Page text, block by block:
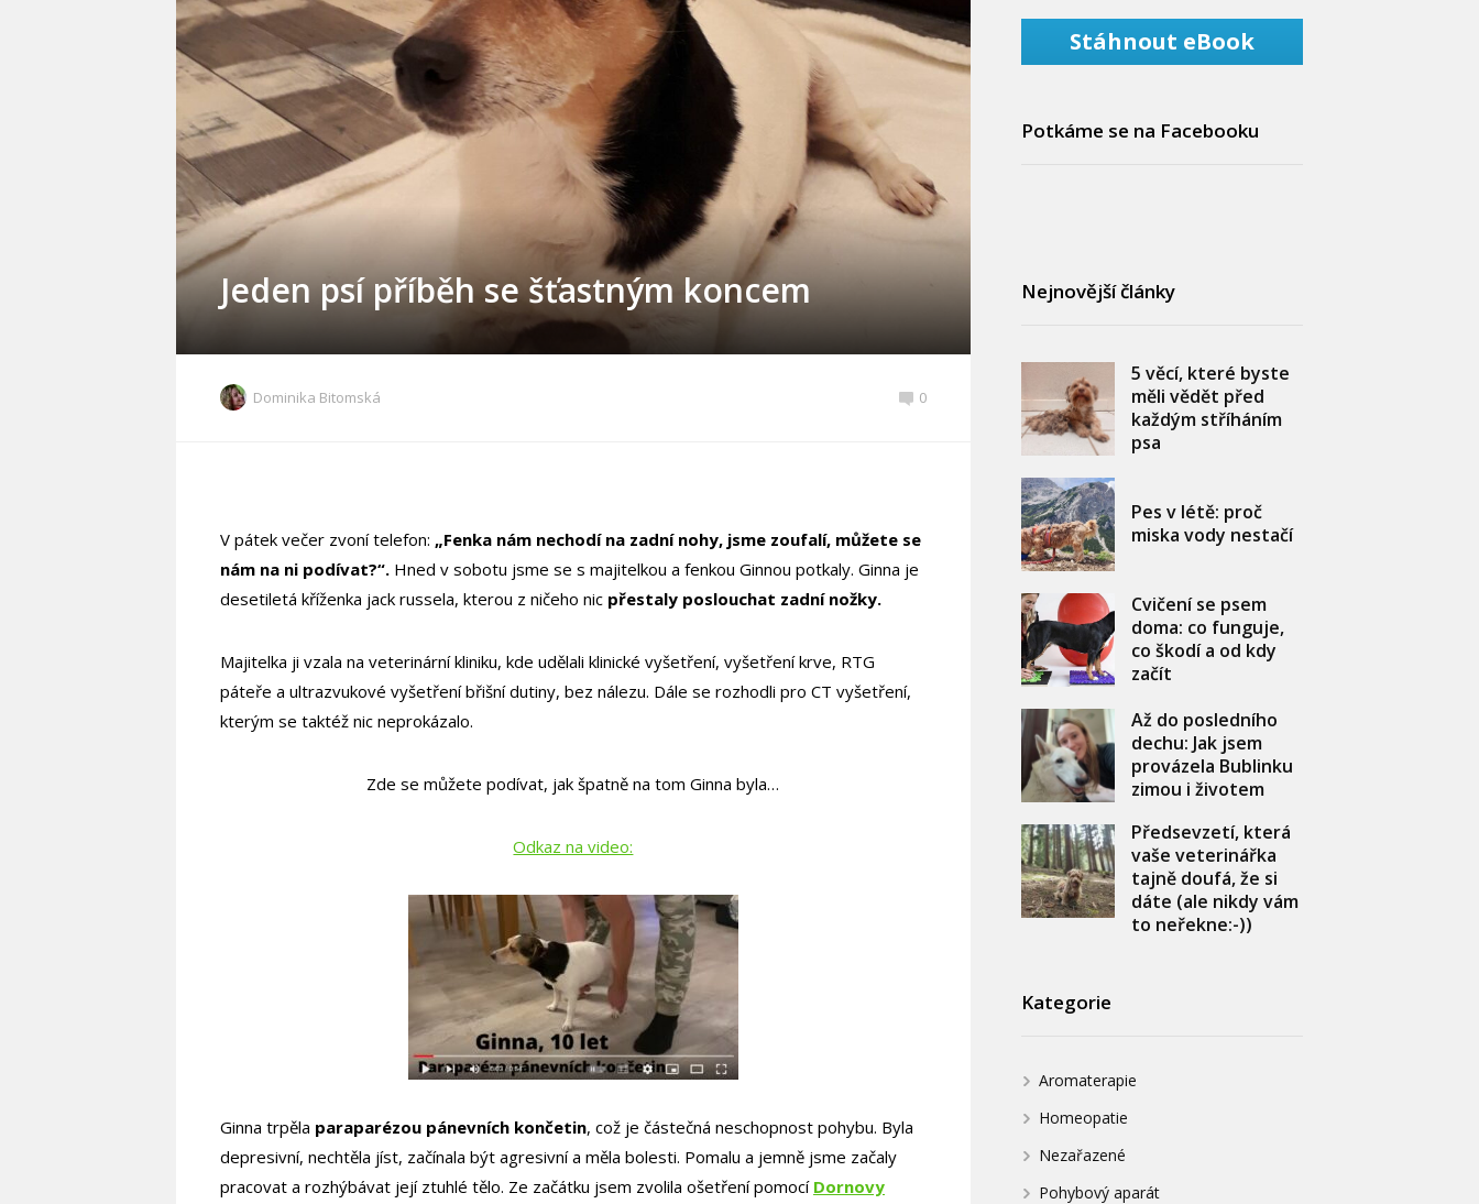
Jeden psí příběh se šťastným koncem
Dominika Bitomská 0
V pátek večer zvoní telefon: „Fenka nám nechodí na zadní nohy, jsme zoufalí, můžete se
nám na ni podívat?“. Hned v sobotu jsme se s majitelkou a fenkou Ginnou potkaly. Ginna je
desetiletá kříženka jack russela, kterou z ničeho nic přestaly poslouchat zadní nožky.
Majitelka ji vzala na veterinární kliniku, kde udělali klinické vyšetření, vyšetření krve, RTG
páteře a ultrazvukové vyšetření břišní dutiny, bez nálezu. Dále se rozhodli pro CT vyšetření,
kterým se taktéž nic neprokázalo.
Zde se můžete podívat, jak špatně na tom Ginna byla…
Odkaz na video:
Ginna trpěla paraparézou pánevních končetin, což je částečná neschopnost pohybu. Byla
depresivní, nechtěla jíst, začínala být agresivní a měla bolesti. Pomalu a jemně jsme začaly
pracovat a rozhýbávat její ztuhlé tělo. Ze začátku jsem zvolila ošetření pomocí Dornovy
Stáhnout eBook
Potkáme se na Facebooku
Nejnovější články
5 věcí, které byste
měli vědět před
každým stříháním
psa
Pes v létě: proč
miska vody nestačí
Cvičení se psem
doma: co funguje,
co škodí a od kdy
začít
Až do posledního
dechu: Jak jsem
provázela Bublinku
zimou i životem
Předsevzetí, která
vaše veterinářka
tajně doufá, že si
dáte (ale nikdy vám
to neřekne:-))
Kategorie
Aromaterapie
Homeopatie
Nezařazené
Pohybový aparát